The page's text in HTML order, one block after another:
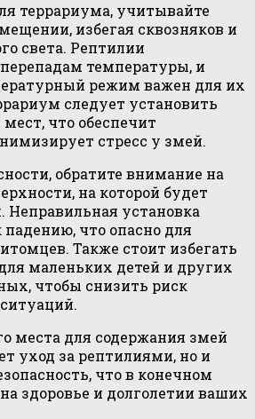
террариума, учитывайте
избегая сквозняков и
света. Рептилии
температуры, и
режим важен для их
следует установить
что обеспечит
стресс у змей.
обратите внимание на
на которой будет
Неправильная установка
что опасно для
Также стоит избегать
маленьких детей и других
чтобы снизить риск
места для содержания змей
уход за рептилиями, но и
что в конечном
здоровье и долголетии ваших